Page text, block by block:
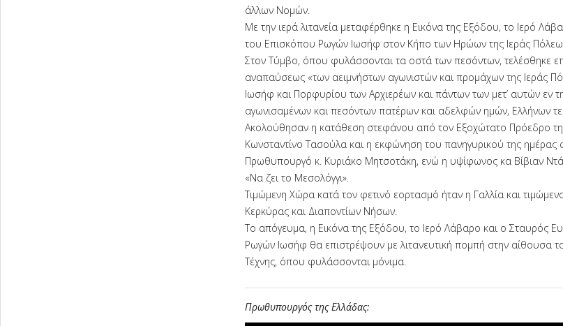
άλλων Νομών.
Με την ιερά λιτανεία μεταφέρθηκε η Εικόνα της Εξόδου, το Ιερό
του Επισκόπου Ρωγών Ιωσήφ στον Κήπο των Ηρώων της Ιεράς
Στον Τύμβο, όπου φυλάσσονται τα οστά των πεσόντων, τελέσθηκε
αναπαύσεως «των αειμνήστων αγωνιστών και προμάχων της Ιεράς
Ιωσήφ και Πορφυρίου των Αρχιερέων και πάντων των μετ’ αυτών εν
αγωνισαμένων και πεσόντων πατέρων και αδελφών ημών, Ελλήνων τε
Ακολούθησαν η κατάθεση στεφάνου από τον Εξοχώτατο Πρόεδρο
Κωνσταντίνο Τασούλα και η εκφώνηση του πανηγυρικού της ημέρας
Πρωθυπουργό κ. Κυριάκο Μητσοτάκη, ενώ η υψίφωνος κα Βίβιαν
«Να ζει το Μεσολόγγι».
Τιμώμενη Χώρα κατά τον φετινό εορτασμό ήταν η Γαλλία και
Κερκύρας και Διαποντίων Νήσων.
Το απόγευμα, η Εικόνα της Εξόδου, το Ιερό Λάβαρο και ο Σταυρός
Ρωγών Ιωσήφ θα επιστρέψουν με λιτανευτική πομπή στην αίθουσα
Τέχνης, όπου φυλάσσονται μόνιμα.
Πρωθυπουργός της Ελλάδας: